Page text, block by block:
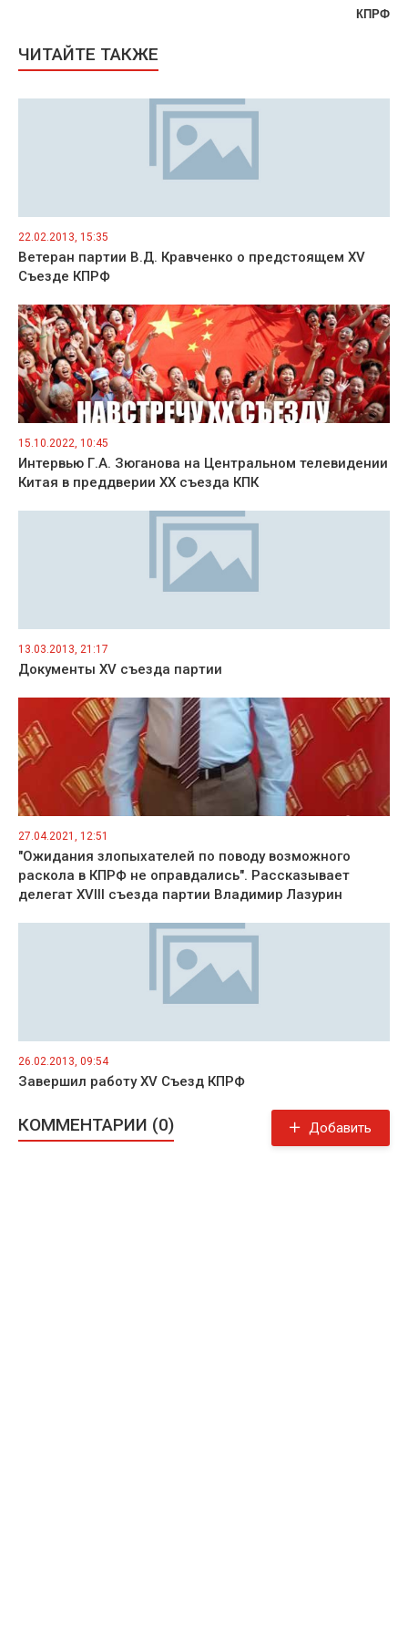
КПРФ
ЧИТАЙТЕ ТАКЖЕ
22.02.2013, 15:35
Ветеран партии В.Д. Кравченко о предстоящем XV
Съезде КПРФ
15.10.2022, 10:45
Интервью Г.А. Зюганова на Центральном телевидении
Китая в преддверии ХХ съезда КПК
13.03.2013, 21:17
Документы ХV съезда партии
27.04.2021, 12:51
"Ожидания злопыхателей по поводу возможного
раскола в КПРФ не оправдались". Рассказывает
делегат XVIII съезда партии Владимир Лазурин
26.02.2013, 09:54
Завершил работу XV Съезд КПРФ
КОММЕНТАРИИ (0) Добавить